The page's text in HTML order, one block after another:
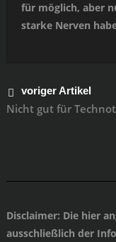
für möglich, aber
starke Nerven
voriger Artikel
Nicht gut für
Disclaimer: Die hier
ausschließlich der